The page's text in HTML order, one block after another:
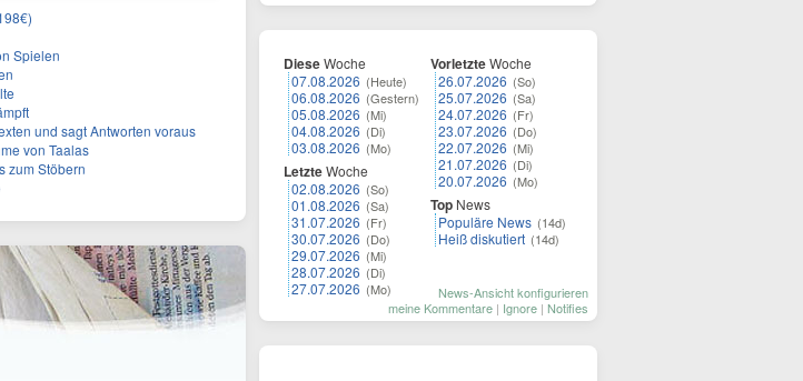
Spielen
und sagt Antworten voraus
von Taalas
zum Stöbern
DieseWoche
07.08.2026 (Heute)
06.08.2026 (Gestern)
05.08.2026 (Mi)
04.08.2026 (Di)
03.08.2026 (Mo)
LetzteWoche
02.08.2026 (So)
01.08.2026 (Sa)
31.07.2026 (Fr)
30.07.2026 (Do)
29.07.2026 (Mi)
28.07.2026 (Di)
27.07.2026 (Mo)
VorletzteWoche
26.07.2026 (So)
25.07.2026 (Sa)
24.07.2026 (Fr)
23.07.2026 (Do)
22.07.2026 (Mi)
21.07.2026 (Di)
20.07.2026 (Mo)
Top News
Populäre News (14d)
Heiß diskutiert (14d)
News-Ansicht konfigurieren
meine Kommentare | Ignore | Notifies